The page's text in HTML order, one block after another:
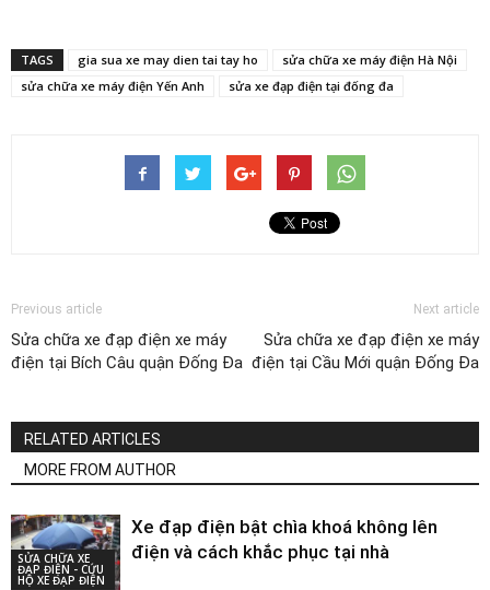
TAGS gia sua xe may dien tai tay ho
sửa chữa xe máy điện Hà Nội
sửa chữa xe máy điện Yến Anh
sửa xe đạp điện tại đống đa
Previous article
Sửa chữa xe đạp điện xe máy
điện tại Bích Câu quận Đống Đa
Next article
Sửa chữa xe đạp điện xe máy
điện tại Cầu Mới quận Đống Đa
RELATED ARTICLES
MORE FROM AUTHOR
SỬA CHỮA XE
ĐẠP ĐIỆN - CỨU
HỘ XE ĐẠP ĐIỆN
Xe đạp điện bật chìa khoá không lên
điện và cách khắc phục tại nhà